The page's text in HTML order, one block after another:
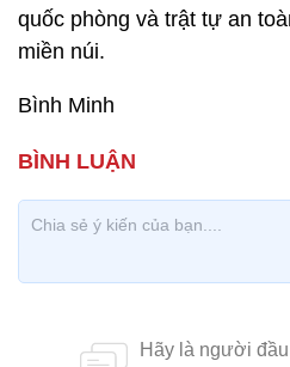
quốc phòng và trật tự an
miền núi.
Bình Minh